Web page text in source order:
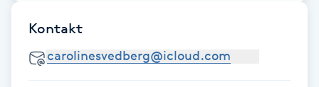
Fettreducering
Fibromassage
Kontakt